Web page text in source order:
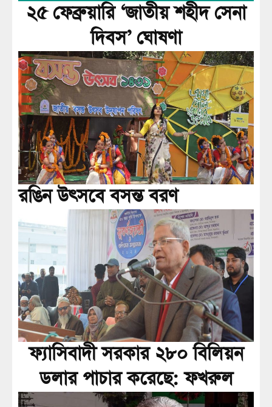
২৫ ফেব্রুয়ারি ‘জাতীয় শহীদ সেনা
দিবস’ ঘোষণা
রঙিন উৎসবে বসন্ত বরণ
ফ্যাসিবাদী সরকার ২৮০ বিলিয়ন
ডলার পাচার করেছে: ফখরুল